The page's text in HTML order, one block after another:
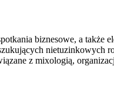
biznesowe, a także
nietuzinkowych
z mixologią,